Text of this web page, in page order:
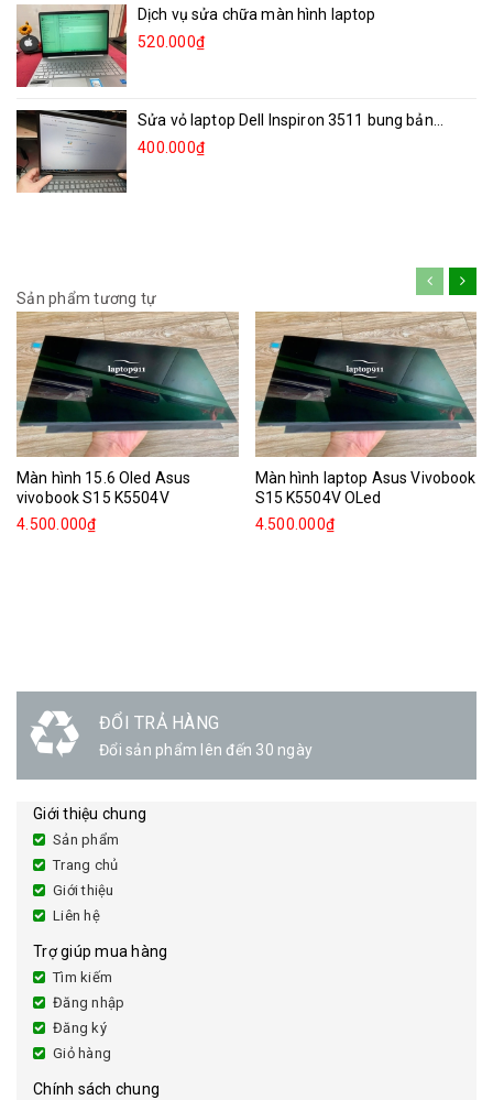
Dịch vụ sửa chữa màn hình laptop
520.000₫
Sửa vỏ laptop Dell Inspiron 3511 bung bản...
400.000₫
Sản phẩm tương tự
Màn hình 15.6 Oled Asus
vivobook S15 K5504V
4.500.000₫
Màn hình laptop Asus Vivobook
S15 K5504V OLed
4.500.000₫
ĐỔI TRẢ HÀNG
Đổi sản phẩm lên đến 30 ngày
Giới thiệu chung
Sản phẩm
Trang chủ
Giới thiệu
Liên hệ
Trợ giúp mua hàng
Tìm kiếm
Đăng nhập
Đăng ký
Giỏ hàng
Chính sách chung